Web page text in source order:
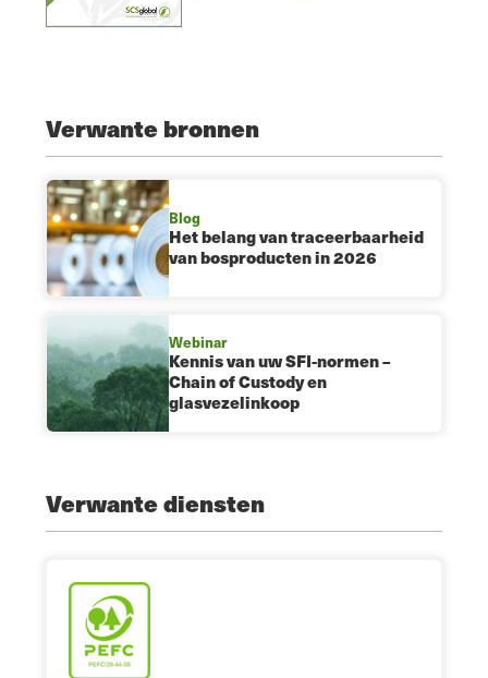
Verwante bronnen
Blog
Het belang van traceerbaarheid
van bosproducten in 2026
Webinar
Kennis van uw SFI-normen –
Chain of Custody en
glasvezelinkoop
Verwante diensten